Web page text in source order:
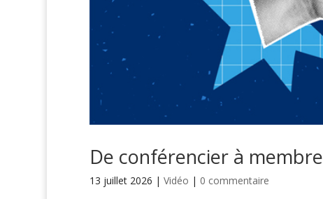
De conférencier à membre
13 juillet 2026 | Vidéo | 0 commentaire